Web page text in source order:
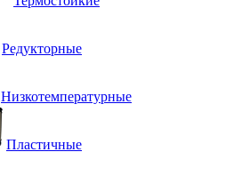
Редукторные
Низкотемпературные
Пластичные